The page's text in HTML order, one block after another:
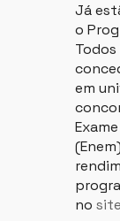
Já
o
em
no